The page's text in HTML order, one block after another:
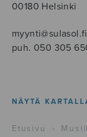
00180 Helsinki
myynti@sulasol.fi
puh. 050 305
NÄYTÄ
Etusivu ›